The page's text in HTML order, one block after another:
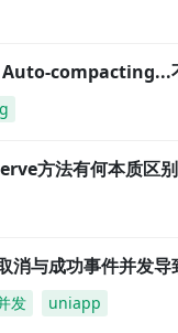
compacting...
方法有何本质区
消与成功事件并发导
发 uniapp